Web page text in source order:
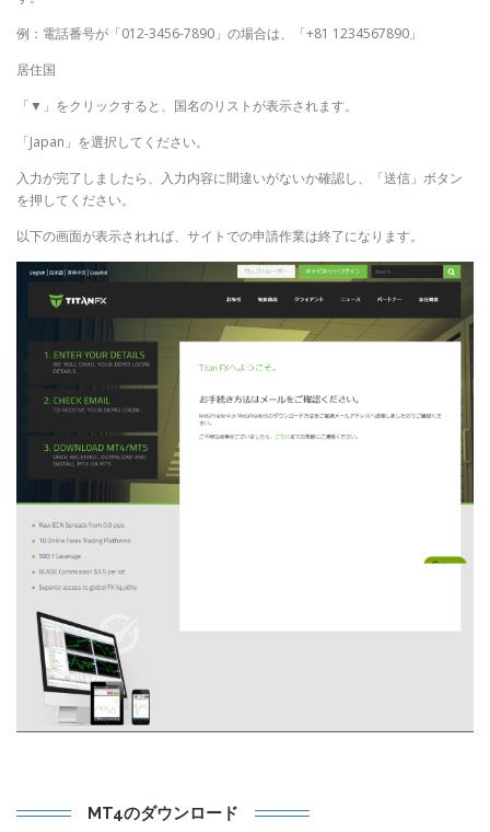
例：電話番号が「012-3456-7890」の場合は、「+81 1234567890」
居住国
「▼」をクリックすると、国名のリストが表示されます。
「Japan」を選択してください。
入力が完了しましたら、入力内容に間違いがないか確認し、「送信」ボタン
を押してください。
以下の画面が表示されれば、サイトでの申請作業は終了になります。
MT4のダウンロード